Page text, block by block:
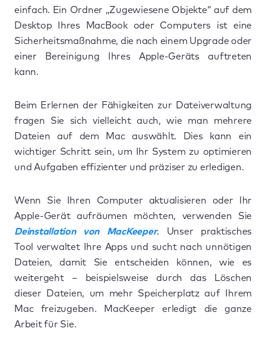
einfach. Ein Ordner „Zugewiesene Objekte“ auf dem
Desktop Ihres MacBook oder Computers ist eine
Sicherheitsmaßnahme, die nach einem Upgrade oder
einer Bereinigung Ihres Apple-Geräts auftreten
kann.
Beim Erlernen der Fähigkeiten zur Dateiverwaltung
fragen Sie sich vielleicht auch, wie man mehrere
Dateien auf dem Mac auswählt. Dies kann ein
wichtiger Schritt sein, um Ihr System zu optimieren
und Aufgaben effizienter und präziser zu erledigen.
Wenn Sie Ihren Computer aktualisieren oder Ihr
Apple-Gerät aufräumen möchten, verwenden Sie
Deinstallation von MacKeeper. Unser praktisches
Tool verwaltet Ihre Apps und sucht nach unnötigen
Dateien, damit Sie entscheiden können, wie es
weitergeht – beispielsweise durch das Löschen
dieser Dateien, um mehr Speicherplatz auf Ihrem
Mac freizugeben. MacKeeper erledigt die ganze
Arbeit für Sie.